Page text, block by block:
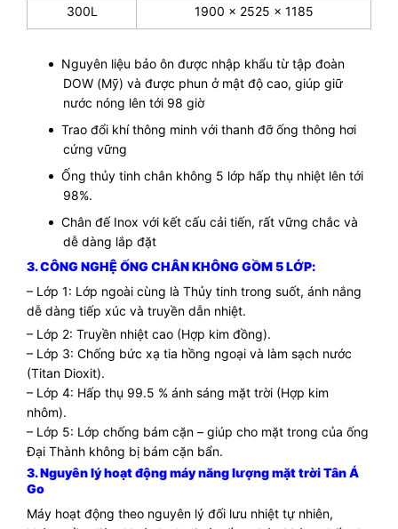
300L 1900 x 2525 x 1185
Nguyên liệu bảo ôn được nhập khẩu từ tập đoàn
DOW (Mỹ) và được phun ở mật độ cao, giúp giữ
nước nóng lên tới 98 giờ
Trao đổi khí thông minh với thanh đỡ ống thông hơi
cứng vững
Ống thủy tinh chân không 5 lớp hấp thụ nhiệt lên tới
98%.
Chân đế Inox với kết cấu cải tiến, rất vững chắc và
dễ dàng lắp đặt
3. CÔNG NGHỆ ỐNG CHÂN KHÔNG GỒM 5 LỚP:
– Lớp 1: Lớp ngoài cùng là Thủy tinh trong suốt, ánh nắng
dễ dàng tiếp xúc và truyền dẫn nhiệt.
– Lớp 2: Truyền nhiệt cao (Hợp kim đồng).
– Lớp 3: Chống bức xạ tia hồng ngoại và làm sạch nước
(Titan Dioxit).
– Lớp 4: Hấp thụ 99.5 % ánh sáng mặt trời (Hợp kim
nhôm).
– Lớp 5: Lớp chống bám cặn – giúp cho mặt trong của ống
Đại Thành không bị bám cặn bẩn.
3. Nguyên lý hoạt động máy năng lượng mặt trời Tân Á
Go
Máy hoạt động theo nguyên lý đối lưu nhiệt tự nhiên,